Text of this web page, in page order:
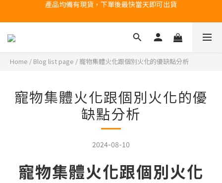
台北民權門市，現貨展示中
Home / Blog list page / 寵物集體火化跟個別火化的優缺點分析
寵物集體火化跟個別火化的優
缺點分析
2024-08-10
寵物集體火化跟個別火化